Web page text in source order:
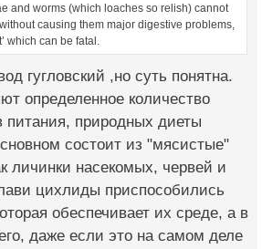
and worms (which loaches so relish) cannot
causing them major digestive problems,
which can be fatal.
гугловский ,но суть понятна.
определенное количество
питания, природных диеты
состоит из "мясистые"
личинки насекомых, червей и
цихлиды приспособились
обеспечивает их среде, а в
даже если это на самом деле